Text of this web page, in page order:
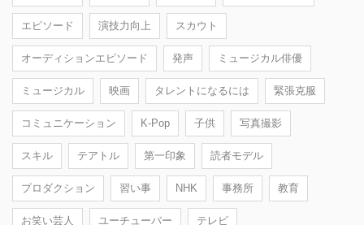
エピソード 演技力向上 スカウト
オーディションエピソード 発声 ミュージカル俳優
ミュージカル 映画 タレントになるには 緊張克服
コミュニケーション K-Pop 子供 写真撮影
スキル テアトル 第一印象 読者モデル
プロダクション 習い事 NHK 事務所 教育
お笑い芸人 ユーチューバー テレビ